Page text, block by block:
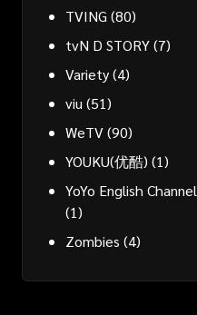
TVING (80)
tvN D STORY(7)
Variety(4)
viu (51)
WeTV(90)
YOUKU(优酷) (1)
YoYo English Channel
(1)
Zombies (4)